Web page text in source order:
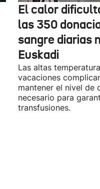
El calor
las 350
sangre diarias
Euskadi
Las altas
vacaciones
mantener el nivel de
necesario para
transfusiones.